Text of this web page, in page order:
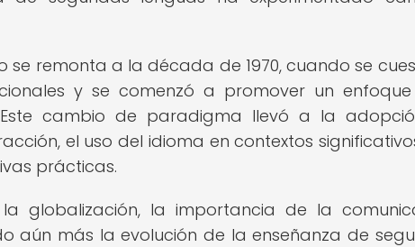
se remonta a la década de 1970, cuando se
y se comenzó a promover un
cambio de paradigma llevó a la
el uso del idioma en contextos
prácticas.
globalización, la importancia de la
aún más la evolución de la enseñanza de